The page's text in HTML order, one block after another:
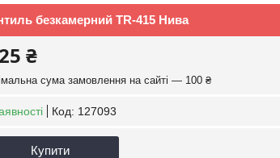
безкамерний TR-415 Нива
₴
сума замовлення на сайті — 100 ₴
Код: 127093
Купити